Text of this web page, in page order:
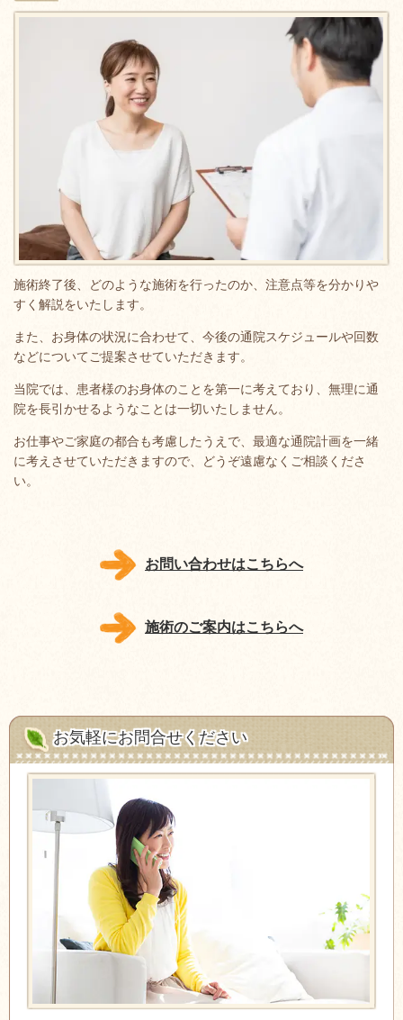
施術終了後、どのような施術を行ったのか、注意点等を分かりや
すく解説をいたします。
また、お身体の状況に合わせて、今後の通院スケジュールや回数
などについてご提案させていただきます。
当院では、患者様のお身体のことを第一に考えており、無理に通
院を長引かせるようなことは一切いたしません。
お仕事やご家庭の都合も考慮したうえで、最適な通院計画を一緒
に考えさせていただきますので、どうぞ遠慮なくご相談くださ
い。
お問い合わせはこちらへ
施術のご案内はこちらへ
お気軽にお問合せください